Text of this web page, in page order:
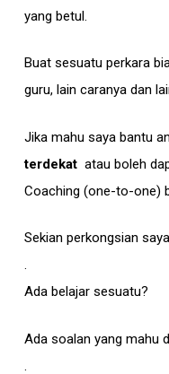
yang betul.
Buat sesuatu perkara
guru, lain caranya dan
Jika mahu saya bantu
terdekatatau boleh
Coaching (one-to-one)
Sekian perkongsian
.
Ada belajar sesuatu?
Ada soalan yang mahu